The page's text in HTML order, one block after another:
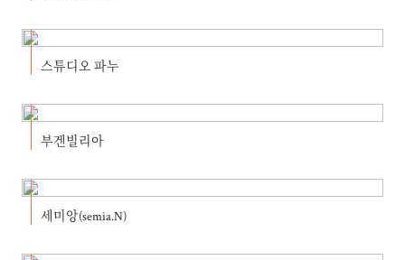
스튜디오 파누
부겐빌리아
세미앙(semia.N)